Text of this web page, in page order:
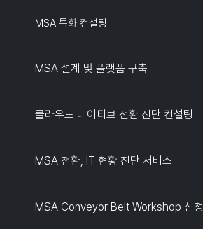
MSA 특화 컨설팅
MSA 설계 및 플랫폼 구축
클라우드 네이티브 전환 진단 컨설팅
MSA 전환, IT 현황 진단 서비스
MSA Conveyor Belt Workshop 신청